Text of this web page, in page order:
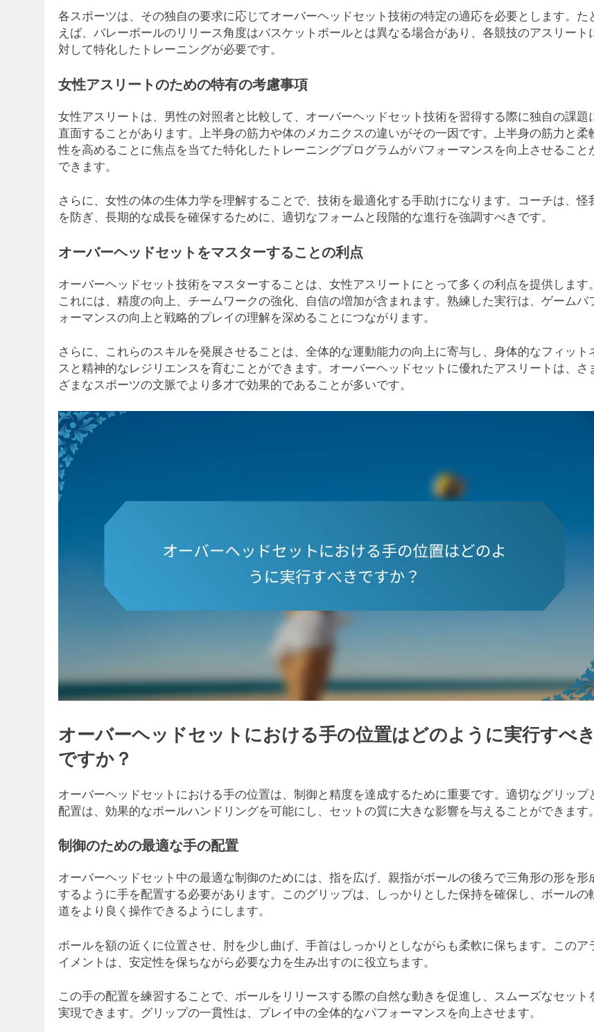
各スポーツは、その独自の要求に応じてオーバーヘッドセット技術の特定の適応を必要とします。た
えば、バレーボールのリリース角度はバスケットボールとは異なる場合があり、各競技のアスリート
対して特化したトレーニングが必要です。
女性アスリートのための特有の考慮事項
女性アスリートは、男性の対照者と比較して、オーバーヘッドセット技術を習得する際に独自の課題
直面することがあります。上半身の筋力や体のメカニクスの違いがその一因です。上半身の筋力と柔
性を高めることに焦点を当てた特化したトレーニングプログラムがパフォーマンスを向上させること
できます。
さらに、女性の体の生体力学を理解することで、技術を最適化する手助けになります。コーチは、怪
を防ぎ、長期的な成長を確保するために、適切なフォームと段階的な進行を強調すべきです。
オーバーヘッドセットをマスターすることの利点
オーバーヘッドセット技術をマスターすることは、女性アスリートにとって多くの利点を提供します。
これには、精度の向上、チームワークの強化、自信の増加が含まれます。熟練した実行は、ゲームパ
ォーマンスの向上と戦略的プレイの理解を深めることにつながります。
さらに、これらのスキルを発展させることは、全体的な運動能力の向上に寄与し、身体的なフィット
スと精神的なレジリエンスを育むことができます。オーバーヘッドセットに優れたアスリートは、さ
ざまなスポーツの文脈でより多才で効果的であることが多いです。
オーバーヘッドセットにおける手の位置はどのように実行すべき
ですか？
オーバーヘッドセットにおける手の位置は、制御と精度を達成するために重要です。適切なグリップ
配置は、効果的なボールハンドリングを可能にし、セットの質に大きな影響を与えることができます。
制御のための最適な手の配置
オーバーヘッドセット中の最適な制御のためには、指を広げ、親指がボールの後ろで三角形の形を形
するように手を配置する必要があります。このグリップは、しっかりとした保持を確保し、ボールの
道をより良く操作できるようにします。
ボールを額の近くに位置させ、肘を少し曲げ、手首はしっかりとしながらも柔軟に保ちます。このア
イメントは、安定性を保ちながら必要な力を生み出すのに役立ちます。
この手の配置を練習することで、ボールをリリースする際の自然な動きを促進し、スムーズなセット
実現できます。グリップの一貫性は、プレイ中の全体的なパフォーマンスを向上させます。